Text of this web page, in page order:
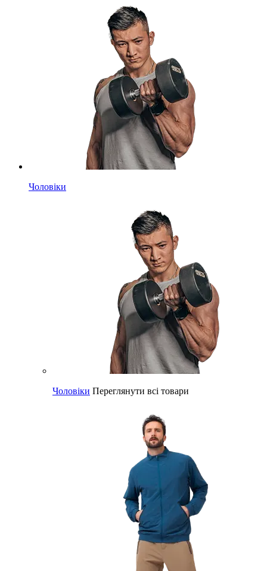
Чоловіки
Чоловіки Переглянути всі товари